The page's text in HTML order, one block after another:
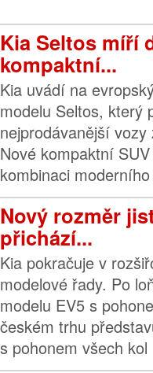
Kia Seltos míří
kompaktní...
Kia uvádí na
modelu Seltos, který
nejprodávanější
Nové kompaktní
kombinaci
Nový rozměr
přichází...
Kia pokračuje v
modelové řady. Po
modelu EV5 s
českém trhu
s pohonem všech